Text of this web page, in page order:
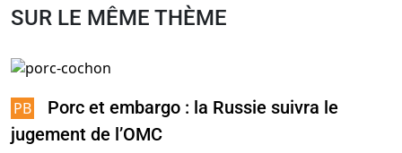
SUR LE MÊME THÈME
Porc et embargo : la Russie suivra le
jugement de l’OMC